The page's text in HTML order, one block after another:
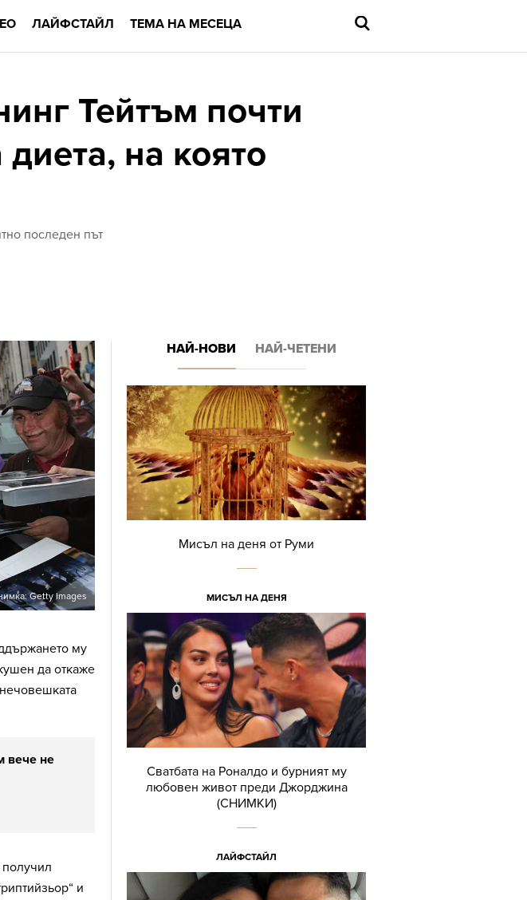
ЛАЙФСТАЙЛ ТЕМА НА МЕСЕЦА
Тейтъм почти
на която
последен път
Getty Images
му
да откаже
вече не
и
НАЙ-НОВИ НАЙ-ЧЕТЕНИ
Мисъл на деня от Руми
МИСЪЛ НА ДЕНЯ
Сватбата на Роналдо и бурният му
любовен живот преди Джорджина
(СНИМКИ)
ЛАЙФСТАЙЛ